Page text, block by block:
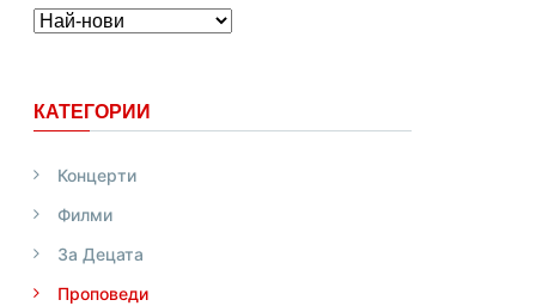
КАТЕГОРИИ
Концерти
Филми
За Децата
Проповеди